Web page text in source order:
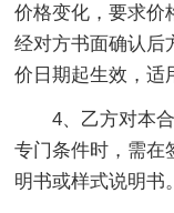
价格变化，要求价
经对方书面确认后
价日期起生效，适
4、乙方对本合
专门条件时，需在
明书或样式说明书。